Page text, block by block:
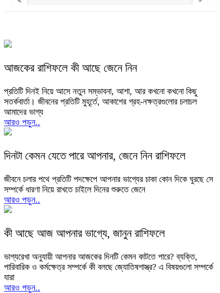
আজকের রাশিফলে কী আছে জেনে নিন
প্রতিটি দিনই নিয়ে আসে নতুন সম্ভাবনা, আশা, আর কখনো কখনো কিছু
সতর্কবার্তা। জীবনের প্রতিটি মুহূর্তে, আকাশের গ্রহ-নক্ষত্রগুলোর চলাচল
আমাদের ভাগ্য
আরও পড়ুন..
দিনটা কেমন যেতে পারে আপনার, জেনে নিন রাশিফলে
জীবনে চলার পথে প্রতিটি পদক্ষেপে আপনার ভাগ্যের চাকা কোন দিকে ঘুরছে সে
সম্পর্কে ধারণা নিয়ে রাখতে চাইলে দিনের শুরুতে জেনে
আরও পড়ুন..
কী আছে আজ আপনার ভাগ্যে, জানুন রাশিফলে
ভাগ্যরেখা অনুযায়ী আপনার আজকের দিনটি কেমন কাটতে পারে? ব্যক্তি,
পারিবারিক ও কর্মক্ষেত্র সম্পর্কে কী বলছে জ্যোতিষশাস্ত্র? এ বিষয়গুলো সম্পর্কে
যারা
আরও পড়ুন..